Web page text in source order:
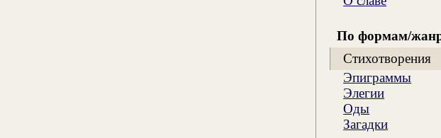
По формам/
Стихотворения
Эпиграммы
Элегии
Оды
Загадки